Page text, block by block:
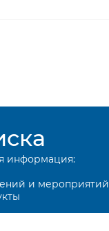
информация:
и мероприятий